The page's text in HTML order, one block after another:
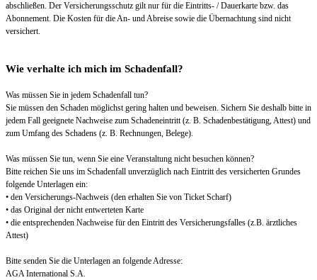
abschließen. Der Versicherungsschutz gilt nur für die Eintritts- / Dauerkarte bzw. das
Abonnement. Die Kosten für die An- und Abreise sowie die Übernachtung sind nicht
versichert.
Wie verhalte ich mich im Schadenfall?
Was müssen Sie in jedem Schadenfall tun?
Sie müssen den Schaden möglichst gering halten und beweisen. Sichern Sie deshalb bitte in
jedem Fall geeignete Nachweise zum Schadeneintritt (z. B. Schadenbestätigung, Attest) und
zum Umfang des Schadens (z. B. Rechnungen, Belege).
Was müssen Sie tun, wenn Sie eine Veranstaltung nicht besuchen können?
Bitte reichen Sie uns im Schadenfall unverzüglich nach Eintritt des versicherten Grundes
folgende Unterlagen ein:
• den Versicherungs-Nachweis (den erhalten Sie von Ticket Scharf)
• das Original der nicht entwerteten Karte
• die entsprechenden Nachweise für den Eintritt des Versicherungsfalles (z.B. ärztliches
Attest)
Bitte senden Sie die Unterlagen an folgende Adresse:
AGA International S.A.